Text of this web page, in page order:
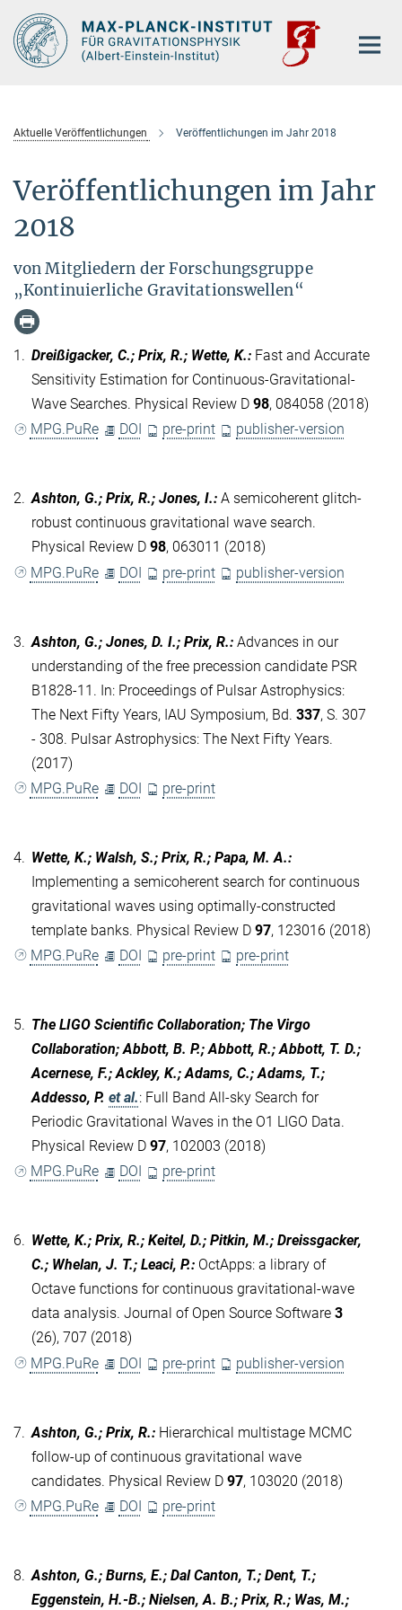
Hauptinhalt
Aktuelle Veröffentlichungen Veröffentlichungen im Jahr 2018
Veröffentlichungen im Jahr
2018
von Mitgliedern der Forschungsgruppe
„Kontinuierliche Gravitationswellen“
1. Dreißigacker, C.; Prix, R.; Wette, K.: Fast and Accurate
Sensitivity Estimation for Continuous-Gravitational-
Wave Searches. Physical Review D 98, 084058 (2018)
MPG.PuRe
DOI pre-print publisher-version
2. Ashton, G.; Prix, R.; Jones, I.: A semicoherent glitch-
robust continuous gravitational wave search.
Physical Review D 98, 063011 (2018)
MPG.PuRe
DOI pre-print publisher-version
3. Ashton, G.; Jones, D. I.; Prix, R.: Advances in our
understanding of the free precession candidate PSR
B1828-11. In: Proceedings of Pulsar Astrophysics:
The Next Fifty Years, IAU Symposium, Bd. 337, S. 307
- 308. Pulsar Astrophysics: The Next Fifty Years.
(2017)
MPG.PuRe
DOI pre-print
4. Wette, K.; Walsh, S.; Prix, R.; Papa, M. A.:
Implementing a semicoherent search for continuous
gravitational waves using optimally-constructed
template banks. Physical Review D 97, 123016 (2018)
MPG.PuRe
DOI pre-print pre-print
5. The LIGO Scientific Collaboration; The Virgo
Collaboration; Abbott, B. P.; Abbott, R.; Abbott, T. D.;
Acernese, F.; Ackley, K.; Adams, C.; Adams, T.;
Addesso, P. et al.: Full Band All-sky Search for
Periodic Gravitational Waves in the O1 LIGO Data.
Physical Review D 97, 102003 (2018)
MPG.PuRe
DOI pre-print
6. Wette, K.; Prix, R.; Keitel, D.; Pitkin, M.; Dreissgacker,
C.; Whelan, J. T.; Leaci, P.: OctApps: a library of
Octave functions for continuous gravitational-wave
data analysis. Journal of Open Source Software 3
(26), 707 (2018)
MPG.PuRe
DOI pre-print publisher-version
7. Ashton, G.; Prix, R.: Hierarchical multistage MCMC
follow-up of continuous gravitational wave
candidates. Physical Review D 97, 103020 (2018)
MPG.PuRe
DOI pre-print
8. Ashton, G.; Burns, E.; Dal Canton, T.; Dent, T.;
Eggenstein, H.-B.; Nielsen, A. B.; Prix, R.; Was, M.;